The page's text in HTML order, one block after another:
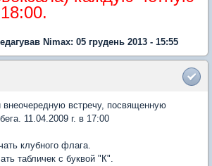
Nimax: 05 грудень 2013 - 15:55
внеочередную встречу, посвященную
11.04.2009 г. в 17:00
клубного флага.
табличек с буквой "К".